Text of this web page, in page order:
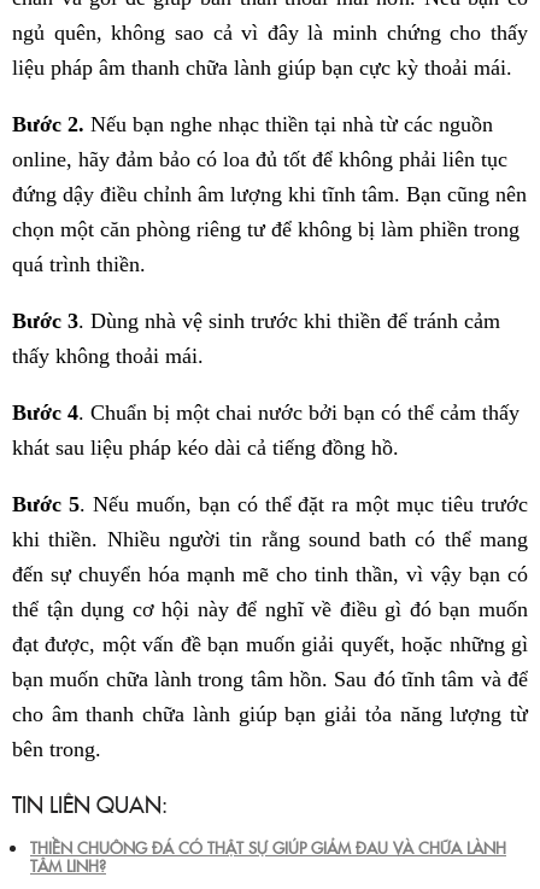
ngủ quên, không sao cả vì đây là minh chứng cho thấy
liệu pháp âm thanh chữa lành giúp bạn cực kỳ thoải mái.
Bước 2. Nếu bạn nghe nhạc thiền tại nhà từ các nguồn
online, hãy đảm bảo có loa đủ tốt để không phải liên tục
đứng dậy điều chỉnh âm lượng khi tĩnh tâm. Bạn cũng nên
chọn một căn phòng riêng tư để không bị làm phiền trong
quá trình thiền.
Bước 3. Dùng nhà vệ sinh trước khi thiền để tránh cảm
thấy không thoải mái.
Bước 4. Chuẩn bị một chai nước bởi bạn có thể cảm thấy
khát sau liệu pháp kéo dài cả tiếng đồng hồ.
Bước 5. Nếu muốn, bạn có thể đặt ra một mục tiêu trước
khi thiền. Nhiều người tin rằng sound bath có thể mang
đến sự chuyển hóa mạnh mẽ cho tinh thần, vì vậy bạn có
thể tận dụng cơ hội này để nghĩ về điều gì đó bạn muốn
đạt được, một vấn đề bạn muốn giải quyết, hoặc những gì
bạn muốn chữa lành trong tâm hồn. Sau đó tĩnh tâm và để
cho âm thanh chữa lành giúp bạn giải tỏa năng lượng từ
bên trong.
TIN LIÊN QUAN:
THIỀN CHUÔNG ĐÁ CÓ THẬT SỰ GIÚP GIẢM ĐAU VÀ CHỮA LÀNH
TÂM LINH?